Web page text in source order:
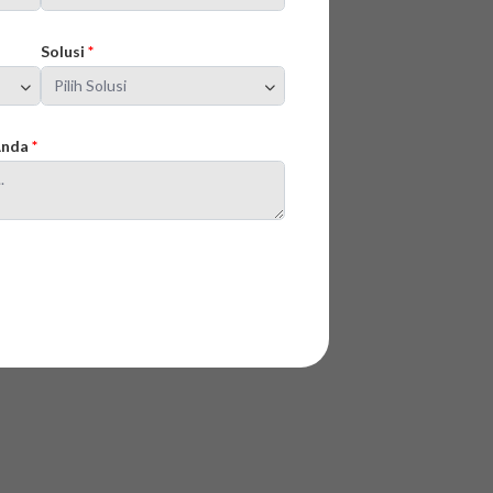
Solusi*
*